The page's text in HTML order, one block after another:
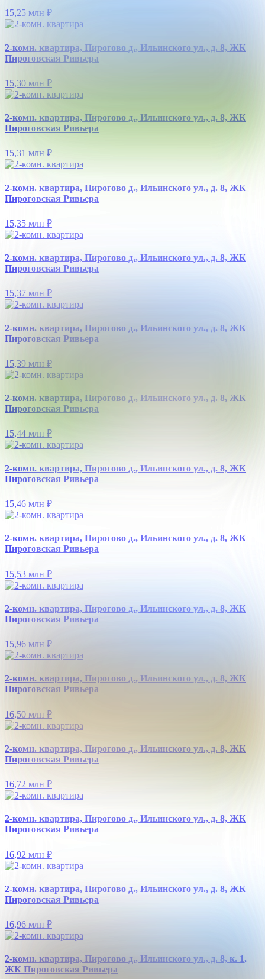
15,25 млн ₽
2-комн. квартира, Пирогово д., Ильинского ул., д. 8, ЖК
Пироговская Ривьера
15,30 млн ₽
2-комн. квартира, Пирогово д., Ильинского ул., д. 8, ЖК
Пироговская Ривьера
15,31 млн ₽
2-комн. квартира, Пирогово д., Ильинского ул., д. 8, ЖК
Пироговская Ривьера
15,35 млн ₽
2-комн. квартира, Пирогово д., Ильинского ул., д. 8, ЖК
Пироговская Ривьера
15,37 млн ₽
2-комн. квартира, Пирогово д., Ильинского ул., д. 8, ЖК
Пироговская Ривьера
15,39 млн ₽
2-комн. квартира, Пирогово д., Ильинского ул., д. 8, ЖК
Пироговская Ривьера
15,44 млн ₽
2-комн. квартира, Пирогово д., Ильинского ул., д. 8, ЖК
Пироговская Ривьера
15,46 млн ₽
2-комн. квартира, Пирогово д., Ильинского ул., д. 8, ЖК
Пироговская Ривьера
15,53 млн ₽
2-комн. квартира, Пирогово д., Ильинского ул., д. 8, ЖК
Пироговская Ривьера
15,96 млн ₽
2-комн. квартира, Пирогово д., Ильинского ул., д. 8, ЖК
Пироговская Ривьера
16,50 млн ₽
2-комн. квартира, Пирогово д., Ильинского ул., д. 8, ЖК
Пироговская Ривьера
16,72 млн ₽
2-комн. квартира, Пирогово д., Ильинского ул., д. 8, ЖК
Пироговская Ривьера
16,92 млн ₽
2-комн. квартира, Пирогово д., Ильинского ул., д. 8, ЖК
Пироговская Ривьера
16,96 млн ₽
2-комн. квартира, Пирогово д., Ильинского ул., д. 8, к. 1,
ЖК Пироговская Ривьера